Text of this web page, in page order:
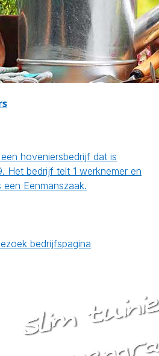
hoveniersbedrijf dat is
Het bedrijf telt 1 werknemer en
Eenmanszaak.
bedrijfspagina